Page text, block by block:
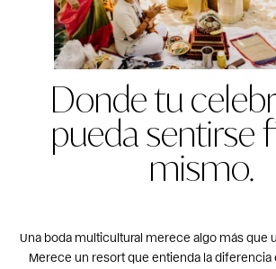
Donde tu
pueda sentirse
mismo.
Una boda multicultural merece algo más que
Merece un resort que entienda la diferencia